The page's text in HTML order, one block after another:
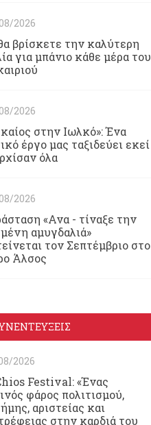
2026
βρίσκετε την καλύτερη
για μπάνιο κάθε μέρα του
2026
στην Ιωλκό»: Ένα
έργο μας ταξιδεύει εκεί
όλα
2026
«Ανα - τίναξε την
αμυγδαλιά»
τον Σεπτέμβριο στο
Άλσος
2026
Festival: «Ένας
φάρος πολιτισμού,
αριστείας και
στην καρδιά του